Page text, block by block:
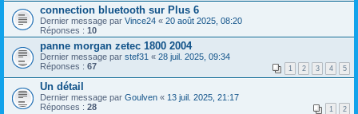
connection bluetooth sur Plus 6
Dernier message par Vince24 « 20 août 2025, 08:20
Réponses : 10
panne morgan zetec 1800 2004
Dernier message par stef31 « 28 juil. 2025, 09:34
Réponses : 67 1 2 3 4 5
Un détail
Dernier message par Goulven « 13 juil. 2025, 21:17
Réponses : 28 1 2